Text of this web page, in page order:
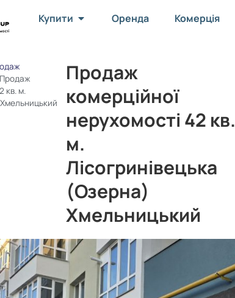
Купити Оренда Комерція
Продаж
кв. м.
Продаж
комерційної
нерухомості 42 кв.
м.
Лісогринівецька
(Озерна)
Хмельницький